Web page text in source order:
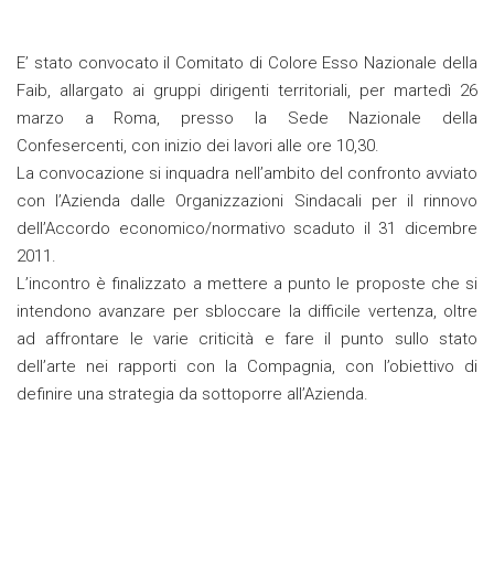
E’ stato convocato il Comitato di Colore Esso Nazionale della
Faib, allargato ai gruppi dirigenti territoriali, per martedì 26
marzo a Roma, presso la Sede Nazionale della
Confesercenti, con inizio dei lavori alle ore 10,30.
La convocazione si inquadra nell’ambito del confronto avviato
con l’Azienda dalle Organizzazioni Sindacali per il rinnovo
dell’Accordo economico/normativo scaduto il 31 dicembre
2011.
L’incontro è finalizzato a mettere a punto le proposte che si
intendono avanzare per sbloccare la difficile vertenza, oltre
ad affrontare le varie criticità e fare il punto sullo stato
dell’arte nei rapporti con la Compagnia, con l’obiettivo di
definire una strategia da sottoporre all’Azienda.